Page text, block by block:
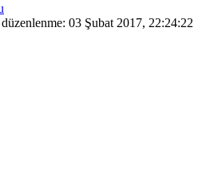
: 03 Şubat 2017, 22:24:22